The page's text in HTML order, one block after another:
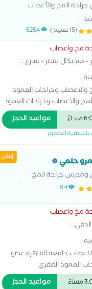
المخ والأعصاب
العمود الفقري
(15 تقييم) 5254
مخ واعصاب
...
والاعصاب وجراحات العمود
والاعصاب وجراحات العمود
والاعصاب- كلية الطب -
جراحة المخ والاعصاب
جغيفسفالد بألمانيا
مواعيد الحجز
الحضور
إعلان حلمي
ومدرس جراحة المخ
و العمود الفقري بمستشفى
94
مخ واعصاب
...
جامعة القاهرة عضو
العمود الفقري
مواعيد الحجز